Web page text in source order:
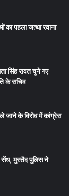
पहला जत्था रवाना
सिंह रावत चुने गए
के सचिव
जाने के विरोध में कांग्रेस
सेंध, मुस्तैद पुलिस ने